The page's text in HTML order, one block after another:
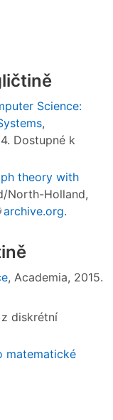
Science:
,
Dostupné k
theory with
North-Holland,
archive.org.
, Academia, 2015.
diskrétní
matematické